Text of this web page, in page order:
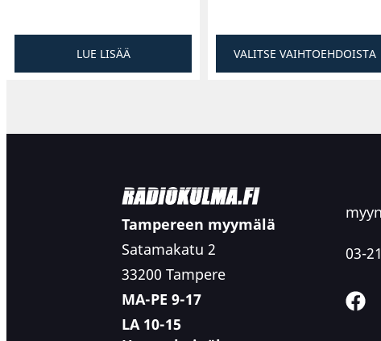
LUE LISÄÄ VALITSE VAIHTOEHDOISTA
Tampereen myymälä
Satamakatu 2
33200 Tampere
MA-PE 9-17
LA 10-15
03-